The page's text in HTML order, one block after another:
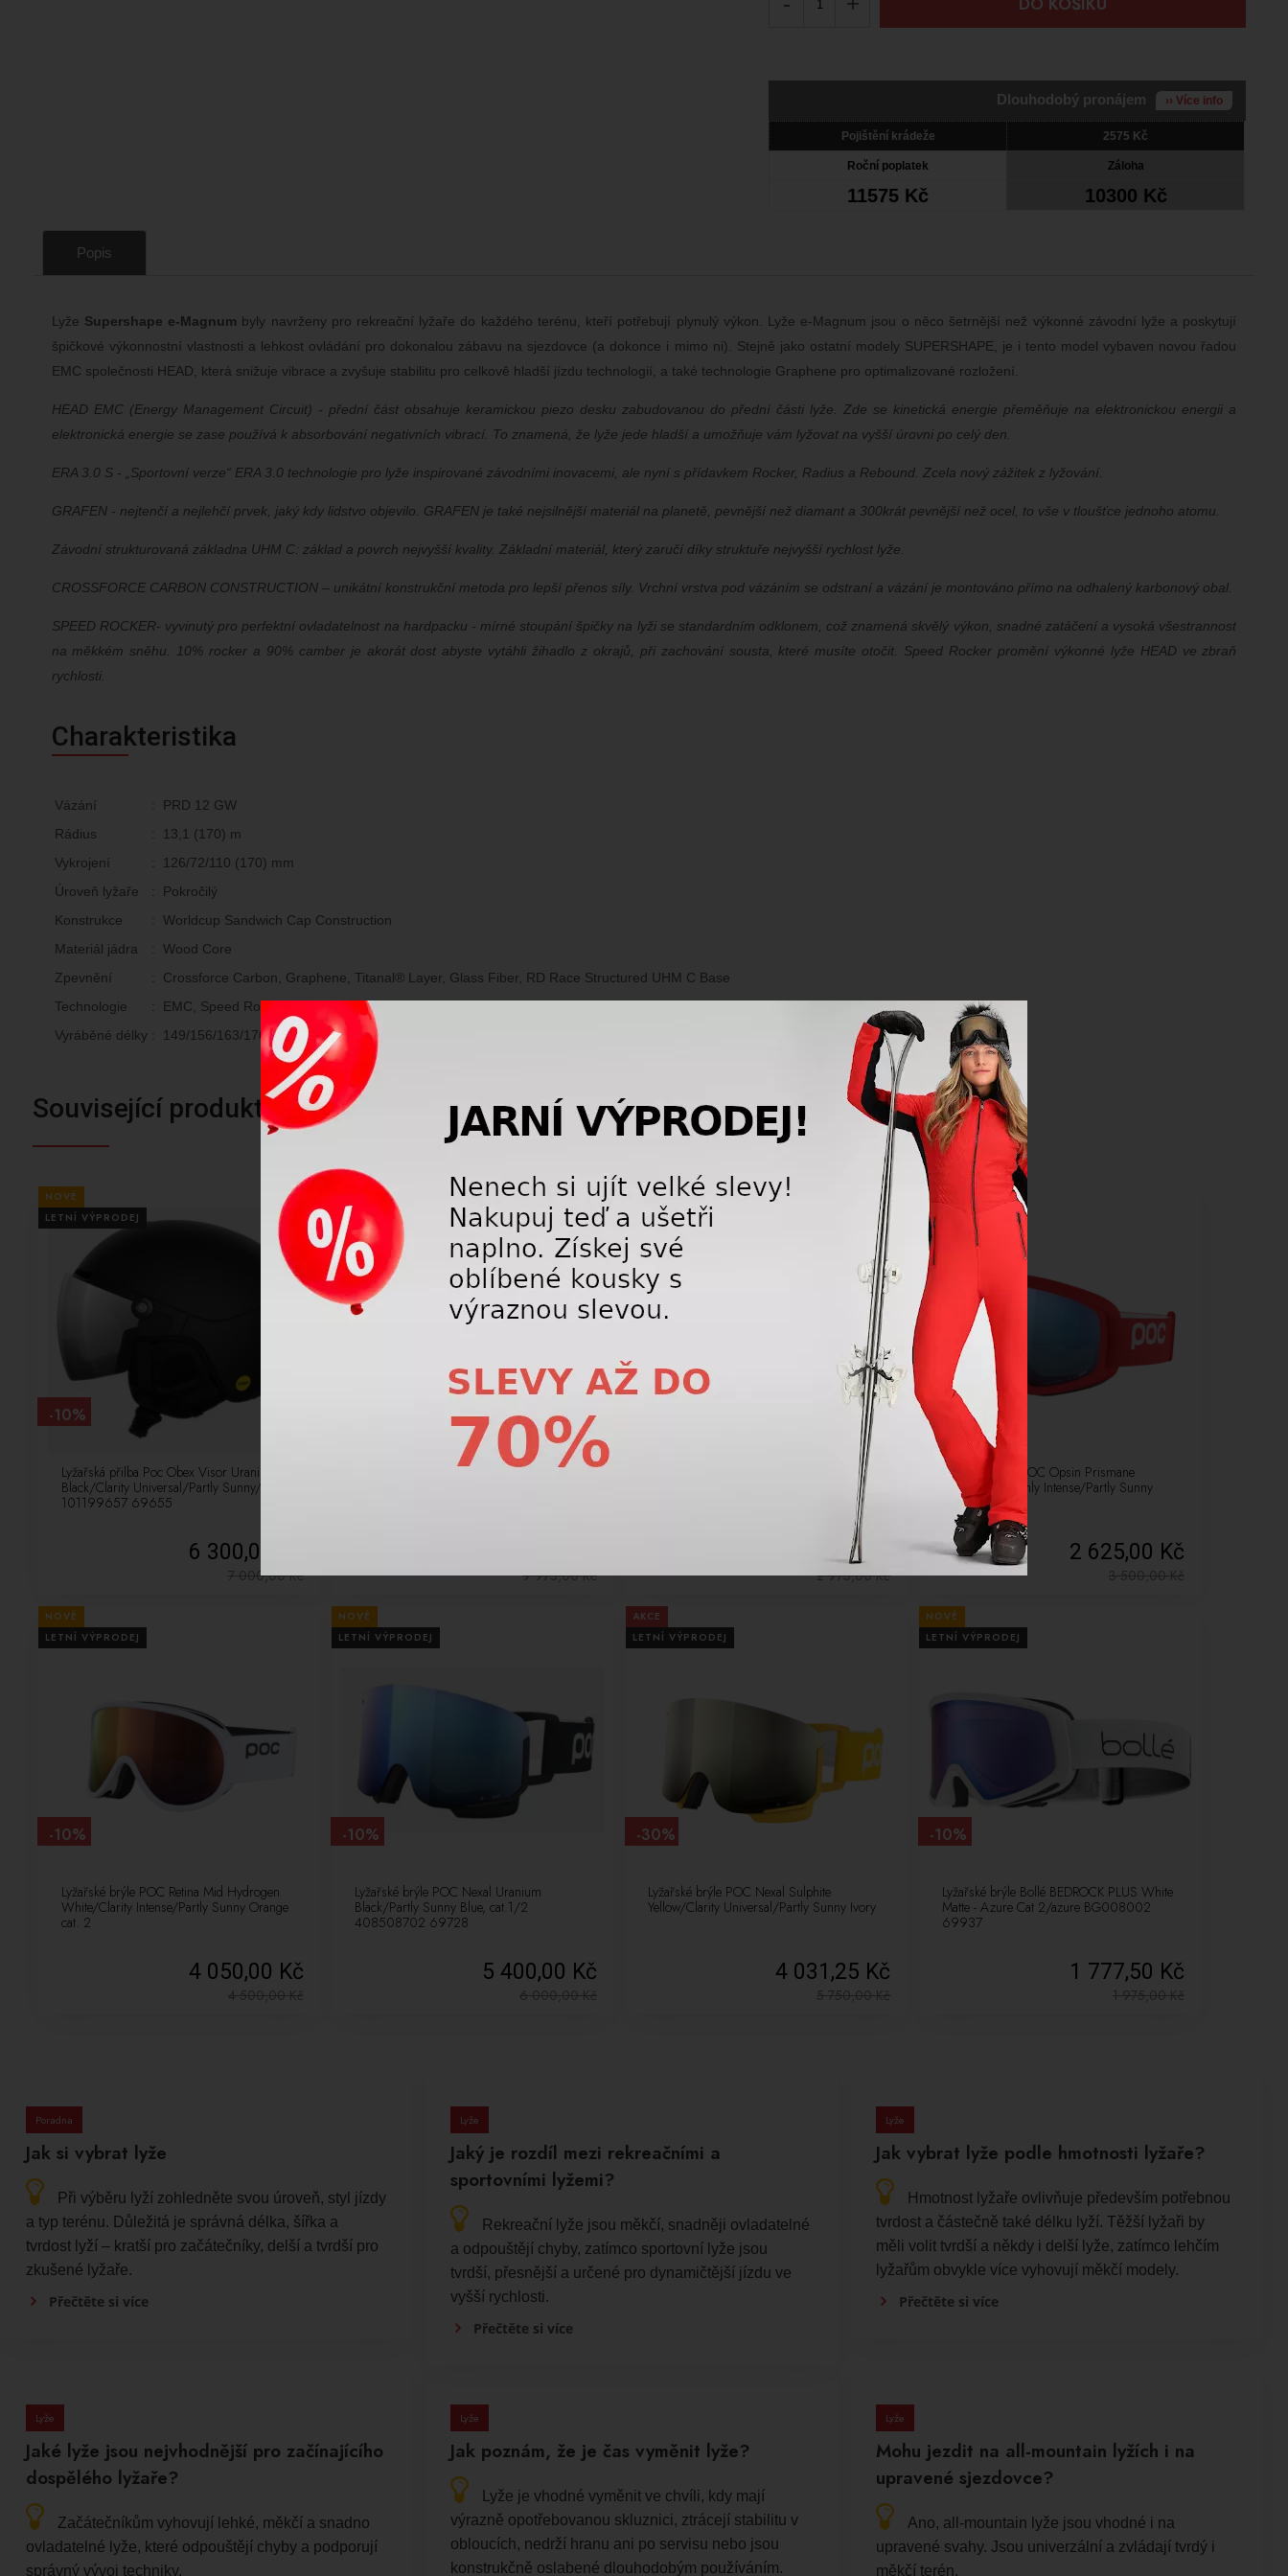
Dlouhodobý pronájem ›› Více info
Pojištění krádeže 2575 Kč
Roční poplatek Záloha
11575 Kč 10300 Kč
Popis
Lyže Supershape e-Magnum byly navrženy pro rekreační lyžaře do každého terénu, kteří potřebují plynulý výkon. Lyže e-Magnum jsou o něco šetrnější než výkonné závodní lyže a poskytují
špičkové výkonnostní vlastnosti a lehkost ovládání pro dokonalou zábavu na sjezdovce (a dokonce i mimo ni). Stejně jako ostatní modely SUPERSHAPE, je i tento model vybaven novou řadou
EMC společnosti HEAD, která snižuje vibrace a zvyšuje stabilitu pro celkově hladší jízdu technologií, a také technologie Graphene pro optimalizované rozložení.
HEAD EMC (Energy Management Circuit) - přední část obsahuje keramickou piezo desku zabudovanou do přední části lyže. Zde se kinetická energie přeměňuje na elektronickou energii a
elektronická energie se zase používá k absorbování negativních vibrací. To znamená, že lyže jede hladší a umožňuje vám lyžovat na vyšší úrovni po celý den.
ERA 3.0 S - „Sportovní verze“ ERA 3.0 technologie pro lyže inspirované závodními inovacemi, ale nyní s přídavkem Rocker, Radius a Rebound. Zcela nový zážitek z lyžování.
GRAFEN - nejtenčí a nejlehčí prvek, jaký kdy lidstvo objevilo. GRAFEN je také nejsilnější materiál na planetě, pevnější než diamant a 300krát pevnější než ocel, to vše v tloušťce jednoho atomu.
Závodní strukturovaná základna UHM C: základ a povrch nejvyšší kvality. Základní materiál, který zaručí díky struktuře nejvyšší rychlost lyže.
CROSSFORCE CARBON CONSTRUCTION – unikátní konstrukční metoda pro lepší přenos síly. Vrchní vrstva pod vázáním se odstraní a vázání je montováno přímo na odhalený karbonový obal.
SPEED ROCKER- vyvinutý pro perfektní ovladatelnost na hardpacku - mírné stoupání špičky na lyži se standardním odklonem, což znamená skvělý výkon, snadné zatáčení a vysoká všestrannost
na měkkém sněhu. 10% rocker a 90% camber je akorát dost abyste vytáhli žihadlo z okrajů, při zachování sousta, které musíte otočit. Speed ​​Rocker promění výkonné lyže HEAD ve zbraň
rychlosti.
Charakteristika
Vázání :
PRD 12 GW
Rádius
:
13,1 (170) m
Vykrojení
:
126/72/110 (170) mm
Úroveň lyžaře
:
Pokročilý
Konstrukce
:
Worldcup Sandwich Cap Construction
Materiál jádra
:
Wood Core
Zpevnění
:
Crossforce Carbon, Graphene, Titanal® Layer, Glass Fiber, RD Race Structured UHM C Base
Technologie
:
EMC, Speed Rocker
Vyráběné délky : 149/156/163/170/177
Související produkty
NOVÉ
LETNÍ VÝPRODEJ
Lyžařská přilba Poc Obex Visor Uranium
Black/Clarity Universal/Partly Sunny/Silver
101199657 69655
6 300,00 Kč
7 000,00Kč
-10%
LETNÍ VÝPRODEJ
Lyžařská přilba Casco SP-4 Black Structure
9 975,00Kč
AKCE
LETNÍ VÝPRODEJ
Lyžařský chránič POC Spine VPD Air Back
2 043,75 Kč
2 975,00Kč
LETNÍ VÝPRODEJ
Lyžařské brýle POC Opsin Prismane
Red/Clarity Highly Intense/Partly Sunny
Blue, cat.2
2 625,00 Kč
3 500,00Kč
-25%
NOVÉ
LETNÍ VÝPRODEJ
Lyžařské brýle POC Retina Mid Hydrogen
White/Clarity Intense/Partly Sunny Orange
cat. 2
4 050,00 Kč
4 500,00Kč
-10%
NOVÉ
LETNÍ VÝPRODEJ
Lyžařské brýle POC Nexal Uranium
Black/Partly Sunny Blue, cat.1/2
408508702 69728
5 400,00 Kč
6 000,00Kč
-10%
AKCE
LETNÍ VÝPRODEJ
Lyžařské brýle POC Nexal Sulphite
Yellow/Clarity Universal/Partly Sunny Ivory
4 031,25 Kč
5 750,00Kč
-30%
NOVÉ
LETNÍ VÝPRODEJ
Lyžařské brýle Bollé BEDROCK PLUS White
Matte - Azure Cat 2/azure BG008002
69937
1 777,50 Kč
1 975,00Kč
-10%
Poradna
Jak si vybrat lyže
Při výběru lyží zohledněte svou úroveň, styl jízdy
a typ terénu. Důležitá je správná délka, šířka a
tvrdost lyží – kratší pro začátečníky, delší a tvrdší pro
zkušené lyžaře.
Přečtěte si více
Lyže
Jaký je rozdíl mezi rekreačními a
sportovními lyžemi?
Rekreační lyže jsou měkčí, snadněji ovladatelné
a odpouštějí chyby, zatímco sportovní lyže jsou
tvrdší, přesnější a určené pro dynamičtější jízdu ve
vyšší rychlosti.
Přečtěte si více
Lyže
Jak vybrat lyže podle hmotnosti lyžaře?
Hmotnost lyžaře ovlivňuje především potřebnou
tvrdost a částečně také délku lyží. Těžší lyžaři by
měli volit tvrdší a někdy i delší lyže, zatímco lehčím
lyžařům obvykle více vyhovují měkčí modely.
Přečtěte si více
Lyže
Jaké lyže jsou nejvhodnější pro začínajícího
dospělého lyžaře?
Začátečníkům vyhovují lehké, měkčí a snadno
ovladatelné lyže, které odpouštějí chyby a podporují
správný vývoj techniky.
Lyže
Jak poznám, že je čas vyměnit lyže?
Lyže je vhodné vyměnit ve chvíli, kdy mají
výrazně opotřebovanou skluznici, ztrácejí stabilitu v
obloucích, nedrží hranu ani po servisu nebo jsou
konstrukčně oslabené dlouhodobým používáním.
Lyže
Mohu jezdit na all-mountain lyžích i na
upravené sjezdovce?
Ano, all-mountain lyže jsou vhodné i na
upravené svahy. Jsou univerzální a zvládají tvrdý i
měkčí terén.